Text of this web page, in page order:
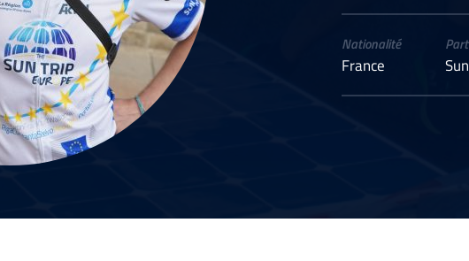
Nationalité
France